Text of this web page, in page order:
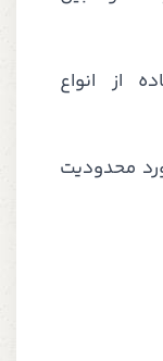
از انواع
محدودیت